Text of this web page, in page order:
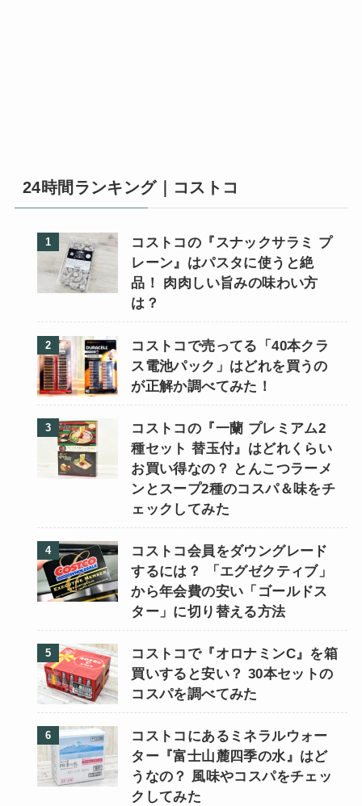
24時間ランキング｜コストコ
コストコの『スナックサラミ プ
レーン』はパスタに使うと絶
品！ 肉肉しい旨みの味わい方
は？
コストコで売ってる「40本クラ
ス電池パック」はどれを買うの
が正解か調べてみた！
コストコの『一蘭 プレミアム2
種セット 替玉付』はどれくらい
お買い得なの？ とんこつラーメ
ンとスープ2種のコスパ＆味をチ
ェックしてみた
コストコ会員をダウングレード
するには？ 「エグゼクティブ」
から年会費の安い「ゴールドス
ター」に切り替える方法
コストコで『オロナミンC』を箱
買いすると安い？ 30本セットの
コスパを調べてみた
コストコにあるミネラルウォー
ター『富士山麓四季の水』はど
うなの？ 風味やコスパをチェッ
クしてみた